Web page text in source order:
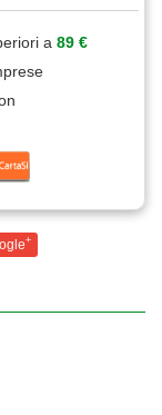
a 89 €
+